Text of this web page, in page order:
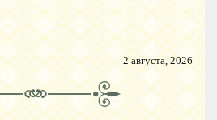
2 августа, 2026